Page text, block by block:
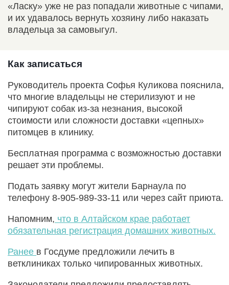
«Ласку» уже не раз попадали животные с чипами,
и их удавалось вернуть хозяину либо наказать
владельца за самовыгул.
Как записаться
Руководитель проекта Софья Куликова пояснила,
что многие владельцы не стерилизуют и не
чипируют собак из-за незнания, высокой
стоимости или сложности доставки «цепных»
питомцев в клинику.
Бесплатная программа с возможностью доставки
решает эти проблемы.
Подать заявку могут жители Барнаула по
телефону 8-905-989-33-11 или через сайт приюта.
Напомним, что в Алтайском крае работает
обязательная регистрация домашних животных.
Ранее в Госдуме предложили лечить в
ветклиниках только чипированных животных.